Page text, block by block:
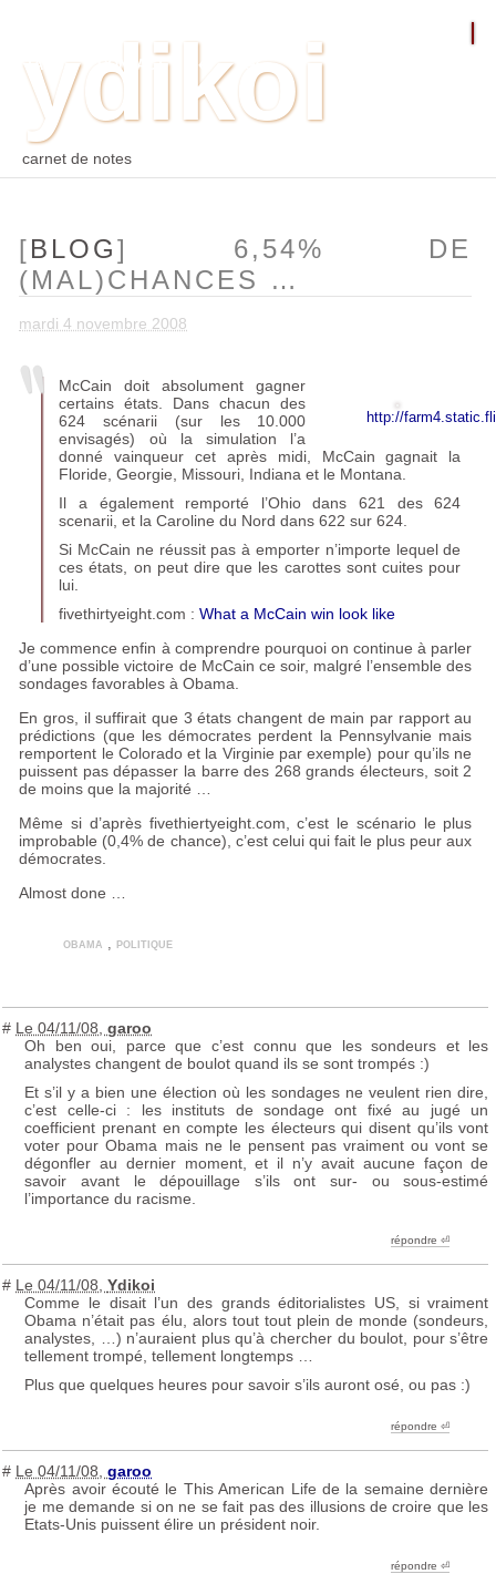
TAGS
CONTACT ⛵︎
ydikoi
carnet de notes
[BLOG] 6,54% DE
(MAL)CHANCES …
mardi 4 novembre 2008
http://
McCain doit absolument gagner
certains états. Dans chacun des
624 scénarii (sur les 10.000
envisagés) où la simulation l’a
donné vainqueur cet après midi, McCain gagnait la
Floride, Georgie, Missouri, Indiana et le Montana.
Il a également remporté l’Ohio dans 621 des 624
scenarii, et la Caroline du Nord dans 622 sur 624.
Si McCain ne réussit pas à emporter n’importe lequel de
ces états, on peut dire que les carottes sont cuites pour
lui.
fivethirtyeight.com :What a McCain win look like
Je commence enfin à comprendre pourquoi on continue à parler
d’une possible victoire de McCain ce soir, malgré l’ensemble des
sondages favorables à Obama.
En gros, il suffirait que 3 états changent de main par rapport au
prédictions (que les démocrates perdent la Pennsylvanie mais
remportent le Colorado et la Virginie par exemple) pour qu’ils ne
puissent pas dépasser la barre des 268 grands électeurs, soit 2
de moins que la majorité …
Même si d’après fivethiertyeight.com, c’est le scénario le plus
improbable (0,4% de chance), c’est celui qui fait le plus peur aux
démocrates.
Almost done …
obama ,politique
# Le 04/11/08 ,garoo
Oh ben oui, parce que c’est connu que les sondeurs et les
analystes changent de boulot quand ils se sont trompés :)
Et s’il y a bien une élection où les sondages ne veulent rien dire,
c’est celle-ci : les instituts de sondage ont fixé au jugé un
coefficient prenant en compte les électeurs qui disent qu’ils vont
voter pour Obama mais ne le pensent pas vraiment ou vont se
dégonfler au dernier moment, et il n’y avait aucune façon de
savoir avant le dépouillage s’ils ont sur- ou sous-estimé
l’importance du racisme.
répondre ︎⏎
# Le 04/11/08 ,Ydikoi
Comme le disait l’un des grands éditorialistes US, si vraiment
Obama n’était pas élu, alors tout tout plein de monde (sondeurs,
analystes, …) n’auraient plus qu’à chercher du boulot, pour s’être
tellement trompé, tellement longtemps …
Plus que quelques heures pour savoir s’ils auront osé, ou pas :)
répondre ︎⏎
# Le 04/11/08 ,garoo
Après avoir écouté le This American Life de la semaine dernière
je me demande si on ne se fait pas des illusions de croire que les
Etats-Unis puissent élire un président noir.
répondre ︎⏎